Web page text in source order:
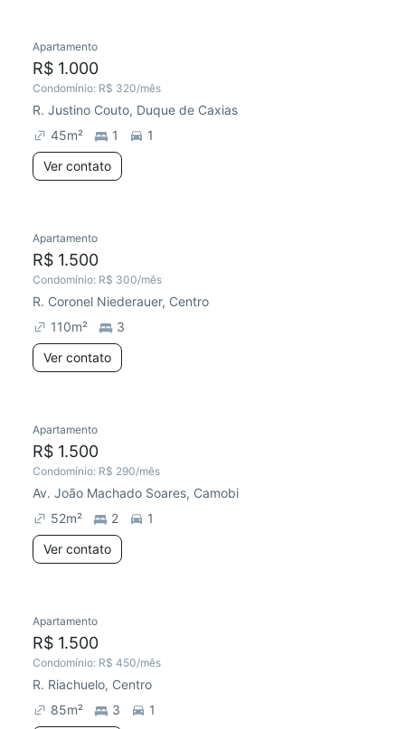
Apartamento
R$ 1.000
Condomínio: R$ 320/mês
R. Justino Couto, Duque de Caxias
45m² 1
1
Ver contato
Apartamento
R$ 1.500
Condomínio: R$ 300/mês
R. Coronel Niederauer, Centro
110m²
3
Ver contato
Apartamento
R$ 1.500
Condomínio: R$ 290/mês
Av. João Machado Soares, Camobi
52m² 2
1
Ver contato
Apartamento
R$ 1.500
Condomínio: R$ 450/mês
R. Riachuelo, Centro
85m² 3
1